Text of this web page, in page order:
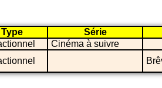
Type
Série
Cinéma à suivre